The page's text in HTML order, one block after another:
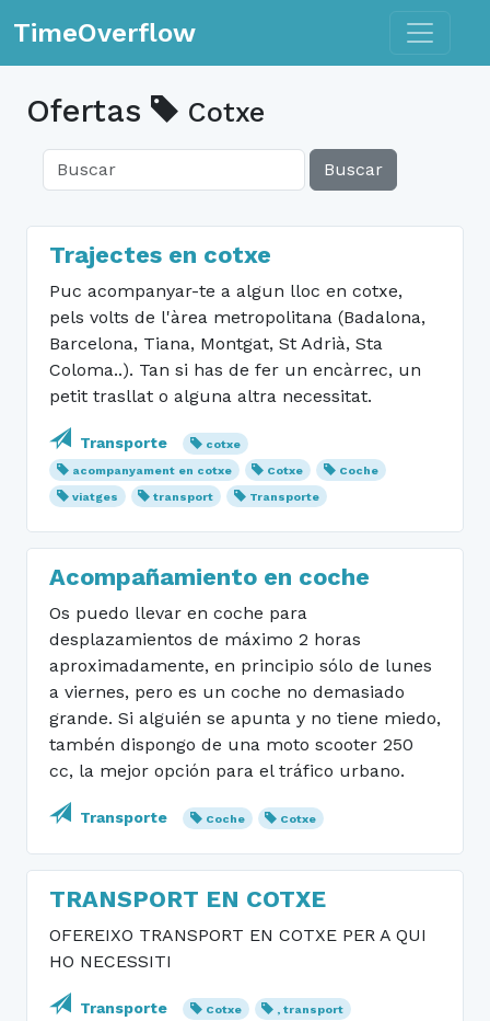
TimeOverflow Toggle
Ofertas Cotxe
Buscar
Trajectes en cotxe
Puc acompanyar-te a algun lloc en cotxe,
pels volts de l'àrea metropolitana (Badalona,
Barcelona, Tiana, Montgat, St Adrià, Sta
Coloma..). Tan si has de fer un encàrrec, un
petit trasllat o alguna altra necessitat.
Transporte
cotxe
acompanyament en cotxe
Cotxe
Coche
viatges
transport Transporte
Acompañamiento en coche
Os puedo llevar en coche para
desplazamientos de máximo 2 horas
aproximadamente, en principio sólo de lunes
a viernes, pero es un coche no demasiado
grande. Si alguién se apunta y no tiene miedo,
tambén dispongo de una moto scooter 250
cc, la mejor opción para el tráfico urbano.
Transporte Coche Cotxe
TRANSPORT EN COTXE
OFEREIXO TRANSPORT EN COTXE PER A QUI
HO NECESSITI
Transporte Cotxe
, transport